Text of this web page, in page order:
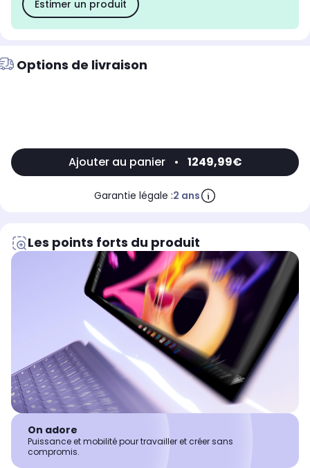
Estimer un produit
Options de livraison
Ajouter au panier • 1249,99€
Garantie légale :2 ans
Les points forts du produit
On adore
Puissance et mobilité pour travailler et créer sans
compromis.